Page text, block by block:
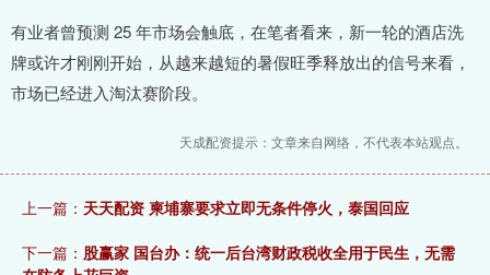
有业者曾预测 25 年市场会触底，在笔者看来，新一轮的酒店洗
牌或许才刚刚开始，从越来越短的暑假旺季释放出的信号来看，
市场已经进入淘汰赛阶段。
天成配资提示：文章来自网络，不代表本站观点。
上一篇： 天天配资 柬埔寨要求立即无条件停火，泰国回应
下一篇： 股赢家 国台办：统一后台湾财政税收全用于民生，无需